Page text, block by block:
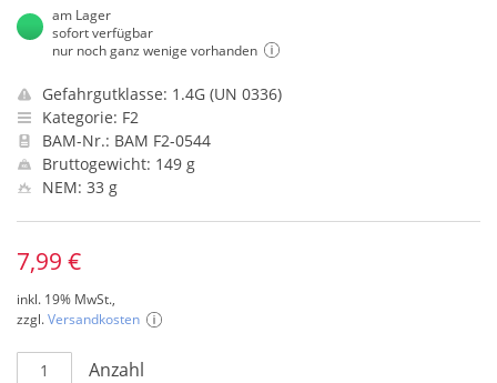
am Lager
sofort verfügbar
nur noch ganz wenige vorhanden
Gefahrgutklasse: 1.4G (UN 0336)
Kategorie: F2
BAM-Nr.: BAM F2-0544
Bruttogewicht: 149 g
NEM: 33 g
7,99 €
inkl. 19% MwSt.,
zzgl.Versandkosten
Anzahl